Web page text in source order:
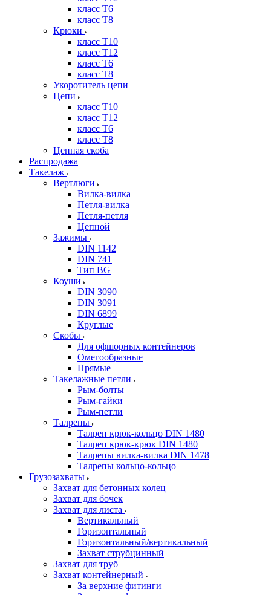
класс Т6
класс Т8
Крюки
класс Т10
класс Т12
класс Т6
класс Т8
Укоротитель цепи
Цепи
класс Т10
класс Т12
класс Т6
класс Т8
Цепная скоба
Распродажа
Такелаж
Вертлюги
Вилка-вилка
Петля-вилка
Петля-петля
Цепной
Зажимы
DIN 1142
DIN 741
Тип BG
Коуши
DIN 3090
DIN 3091
DIN 6899
Круглые
Скобы
Для офшорных контейнеров
Омегообразные
Прямые
Такелажные петли
Рым-болты
Рым-гайки
Рым-петли
Талрепы
Талреп крюк-кольцо DIN 1480
Талреп крюк-крюк DIN 1480
Талрепы вилка-вилка DIN 1478
Талрепы кольцо-кольцо
Грузозахваты
Захват для бетонных колец
Захват для бочек
Захват для листа
Вертикальный
Горизонтальный
Горизонтальный/вертикальный
Захват струбцинный
Захват для труб
Захват контейнерный
За верхние фитинги